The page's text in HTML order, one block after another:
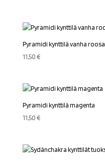
Pyramidi kynttilä vanha roosa
11,50€
Pyramidi kynttilä magenta
11,50€